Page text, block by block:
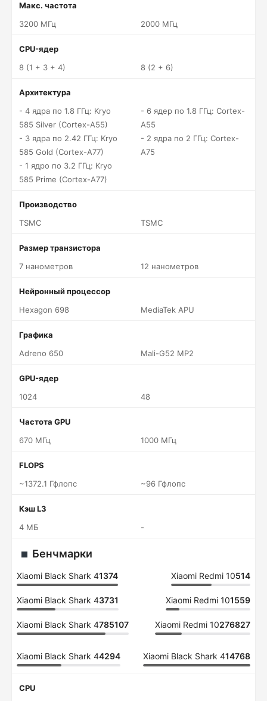
Макс. частота
3200 МГц
2000 МГц
CPU-ядер
8 (1 + 3 + 4)
8 (2 + 6)
Архитектура
- 4 ядра по 1.8 ГГц: Kryo
585 Silver (Cortex-A55)
- 3 ядра по 2.42 ГГц: Kryo
585 Gold (Cortex-A77)
- 1 ядро по 3.2 ГГц: Kryo
585 Prime (Cortex-A77)
- 6 ядер по 1.8 ГГц: Cortex-
A55
- 2 ядра по 2 ГГц: Cortex-
A75
Производство
TSMC
TSMC
Размер транзистора
7 нанометров
12 нанометров
Нейронный процессор
Hexagon 698
MediaTek APU
Графика
Adreno 650
Mali-G52 MP2
GPU-ядер
1024
48
Частота GPU
670 МГц
1000 МГц
FLOPS
~1372.1 Гфлопс
~96 Гфлопс
Кэш L3
4 МБ
-
Бенчмарки
Xiaomi Black Shark 41374 Xiaomi Redmi 10514
Xiaomi Black Shark 43731 Xiaomi Redmi 101559
Xiaomi Black Shark 4785107 Xiaomi Redmi 10276827
Xiaomi Black Shark 44294 Xiaomi Black Shark 414768
CPU